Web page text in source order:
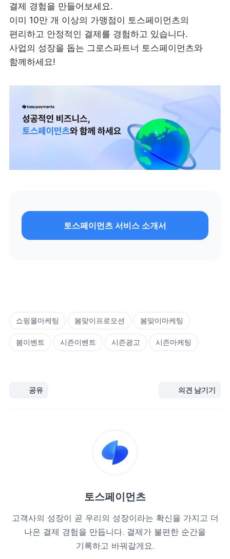
결제 경험을 만들어보세요.
이미 10만 개 이상의 가맹점이 토스페이먼츠의
편리하고 안정적인 결제를 경험하고 있습니다.
사업의 성장을 돕는 그로스파트너 토스페이먼츠와
함께하세요!
토스페이먼츠 서비스 소개서
쇼핑몰마케팅 봄맞이프로모션 봄맞이마케팅
봄이벤트 시즌이벤트 시즌광고 시즌마케팅
공유 의견 남기기
토스페이먼츠
고객사의 성장이 곧 우리의 성장이라는 확신을 가지고 더
나은 결제 경험을 만듭니다. 결제가 불편한 순간을
기록하고 바꿔갈게요.